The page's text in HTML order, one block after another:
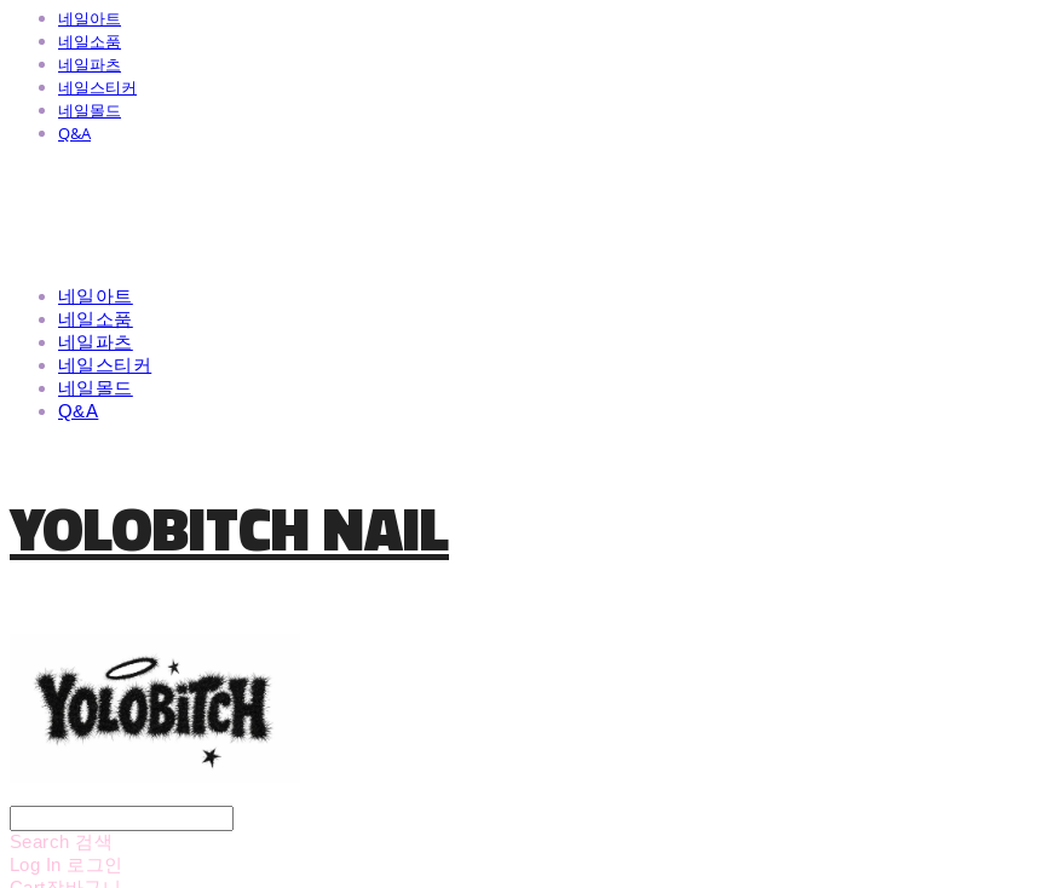
네일아트
네일소품
네일파츠
네일스티커
네일몰드
Q&A
네일아트
네일소품
네일파츠
네일스티커
네일몰드
Q&A
YOLOBITCH NAIL
Search 검색
Log In 로그인